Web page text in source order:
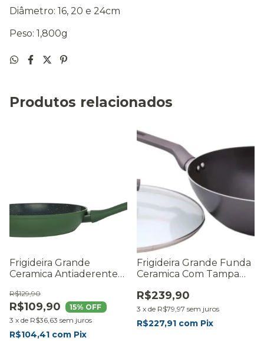
Diâmetro: 16, 20 e 24cm
Peso: 1,800g
Produtos relacionados
Frigideira Grande
Ceramica Antiaderente
R$109,90
R$129,90
15% OFF
3 x de R$36,63 sem juros
R$104,41 com Pix
Frigideira Grande Funda
Ceramica Com Tampa
R$239,90
3 x de R$79,97 sem juros
R$227,91 com Pix